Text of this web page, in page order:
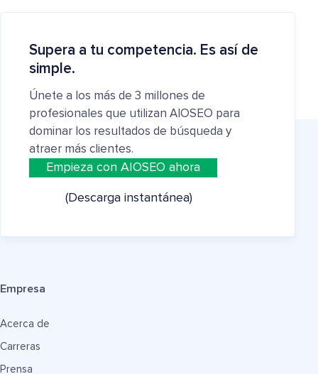
Supera a tu competencia. Es así de
simple.
Únete a los más de 3 millones de
profesionales que utilizan AIOSEO para
dominar los resultados de búsqueda y
atraer más clientes.
Empieza con AIOSEO ahora
(Descarga instantánea)
Empresa
Acerca de
Carreras
Prensa